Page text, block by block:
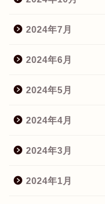
2024年7月
2024年6月
2024年5月
2024年4月
2024年3月
2024年1月